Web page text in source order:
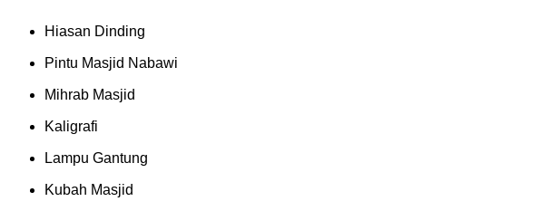
Hiasan Dinding
Pintu Masjid Nabawi
Mihrab Masjid
Kaligrafi
Lampu Gantung
Kubah Masjid